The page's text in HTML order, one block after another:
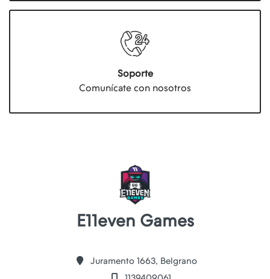
Soporte
Comunícate con nosotros
E11even Games
Juramento 1663, Belgrano